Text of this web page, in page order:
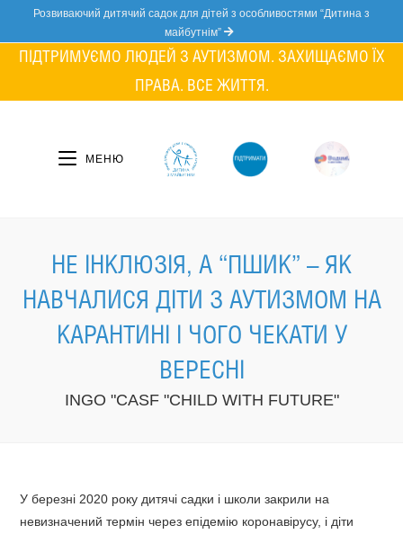
content
Розвиваючий дитячий садок для дітей з особливостями “Дитина з
майбутнім”
ПІДТРИМУЄМО ЛЮДЕЙ З АУТИЗМОМ. ЗАХИЩАЄМО ЇХ
ПРАВА. ВСЕ ЖИТТЯ.
МЕНЮ
НЕ ІНКЛЮЗІЯ, А “ПШИК” – ЯК
НАВЧАЛИСЯ ДІТИ З АУТИЗМОМ НА
КАРАНТИНІ І ЧОГО ЧЕКАТИ У
ВЕРЕСНІ
INGO "CASF "CHILD WITH FUTURE"
У березні 2020 року дитячі садки і школи закрили на
невизначений термін через епідемію коронавірусу, і діти